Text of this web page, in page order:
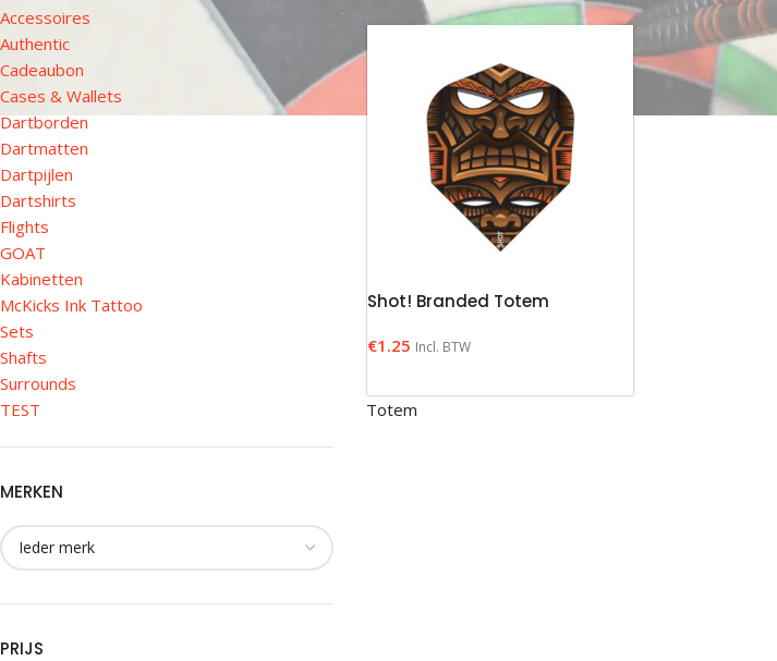
Accessoires
Authentic
Cadeaubon
Cases & Wallets
Dartborden
Dartmatten
Dartpijlen
Dartshirts
Flights
GOAT
Kabinetten
McKicks Ink Tattoo
Sets
Shafts
Surrounds
TEST
MERKEN
PRIJS
Shot! Branded Totem
€1.25 Incl. BTW
Totem